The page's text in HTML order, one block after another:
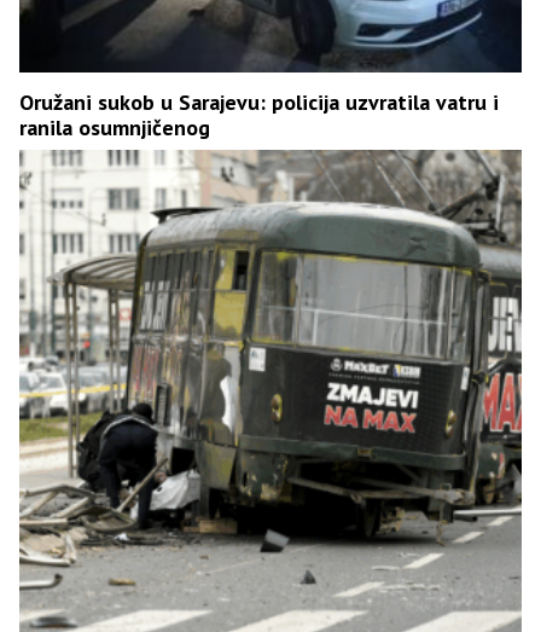
Oružani sukob u Sarajevu: policija uzvratila vatru i
ranila osumnjičenog